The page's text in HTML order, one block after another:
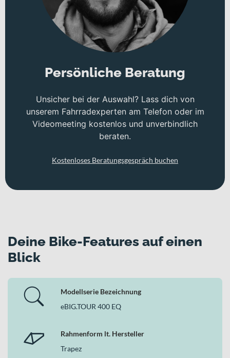
Persönliche Beratung
Unsicher bei der Auswahl? Lass dich von
unserem Fahrradexperten am Telefon oder im
Videomeeting kostenlos und unverbindlich
beraten.
Kostenloses Beratungsgespräch buchen
Deine Bike-Features auf einen
Blick
Modellserie Bezeichnung
eBIG.TOUR 400 EQ
Rahmenform lt. Hersteller
Trapez